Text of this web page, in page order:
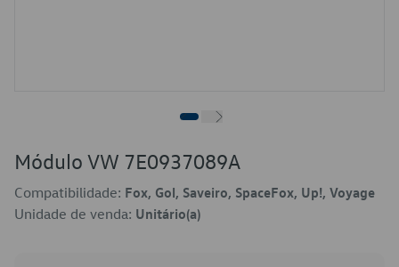
Módulo VW 7E0937089A
Compatibilidade: Fox, Gol, Saveiro, SpaceFox, Up!, Voyage
Unidade de venda: Unitário(a)